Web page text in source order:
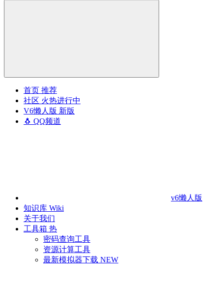
首页 推荐
社区 火热进行中
V6懒人版 新版
🐧 QQ频道
v6懒人版
知识库 Wiki
关于我们
工具箱 热
密码查询工具
资源计算工具
最新模拟器下载 NEW